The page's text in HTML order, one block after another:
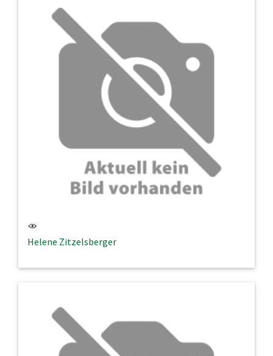
Helene Zitzelsberger